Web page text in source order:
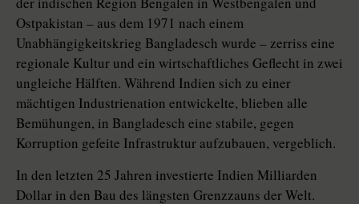
Ostpakistan – aus dem 1971 nach einem
Unabhängigkeitskrieg Bangladesch wurde – zerriss eine
regionale Kultur und ein wirtschaftliches Geflecht in zwei
ungleiche Hälften. Während Indien sich zu einer
mächtigen Industrienation entwickelte, blieben alle
Bemühungen, in Bangladesch eine stabile, gegen
Korruption gefeite Infrastruktur aufzubauen, vergeblich.
In den letzten 25 Jahren investierte Indien Milliarden
Dollar in den Bau des längsten Grenzzauns der Welt.